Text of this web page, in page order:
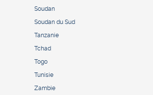
Soudan
Soudan du Sud
Tanzanie
Tchad
Togo
Tunisie
Zambie